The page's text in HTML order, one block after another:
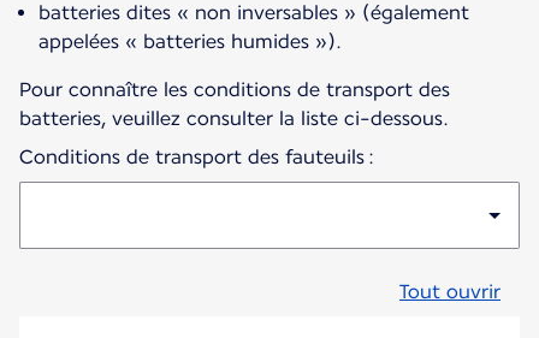
batteries dites « non inversables » (également
appelées « batteries humides »).
Pour connaître les conditions de transport des
batteries, veuillez consulter la liste ci-dessous.
Conditions de transport des fauteuils :
Tout ouvrir